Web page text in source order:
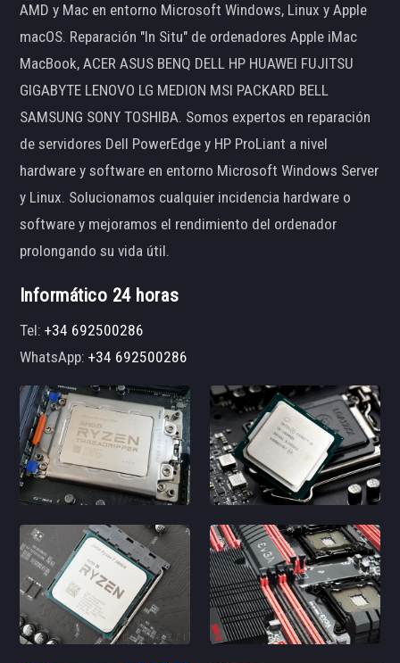
AMD y Mac en entorno Microsoft Windows, Linux y Apple
macOS. Reparación "In Situ" de ordenadores Apple iMac
MacBook, ACER ASUS BENQ DELL HP HUAWEI FUJITSU
GIGABYTE LENOVO LG MEDION MSI PACKARD BELL
SAMSUNG SONY TOSHIBA. Somos expertos en reparación
de servidores Dell PowerEdge y HP ProLiant a nivel
hardware y software en entorno Microsoft Windows Server
y Linux. Solucionamos cualquier incidencia hardware o
software y mejoramos el rendimiento del ordenador
prolongando su vida útil.
Informático 24 horas
Tel:+34 692500286
WhatsApp:+34 692500286